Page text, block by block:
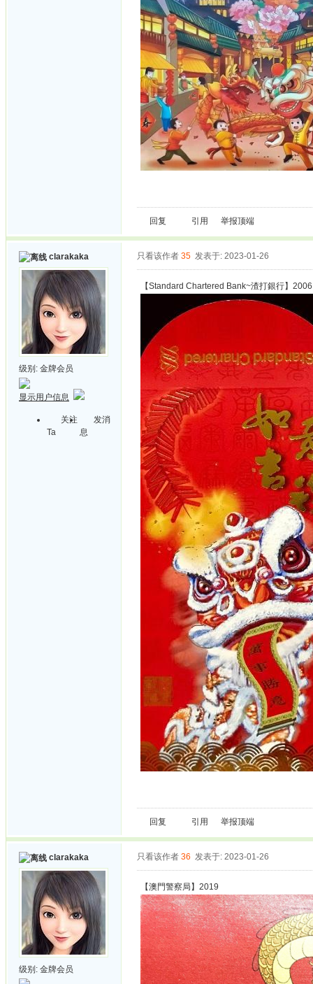
回复 引用 举报顶端
clarakaka
级别: 金牌会员
显示用户信息
关注
Ta
发消
息
只看该作者 35 发表于: 2023-01-26
【Standard Chartered Bank~渣打銀行】2006
回复 引用 举报顶端
clarakaka
级别: 金牌会员
只看该作者 36 发表于: 2023-01-26
【澳門警察局】2019